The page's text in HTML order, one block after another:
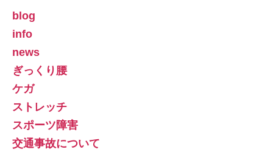
blog
info
news
ぎっくり腰
ケガ
ストレッチ
スポーツ障害
交通事故について